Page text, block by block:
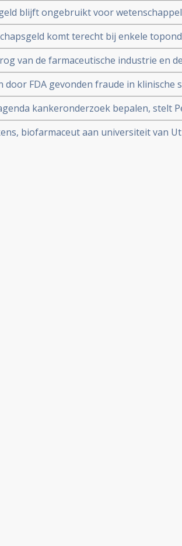
blijft ongebruikt voor
door Medialogica en
komt terecht bij enkele
60 procent van al het geld voor vrij
van de farmaceutische industrie en
de Correspondent in mooi stuk
door FDA gevonden fraude in
medicijnvoorschriften.
kankeronderzoek bepalen, stelt
biofarmaceut aan universiteit van